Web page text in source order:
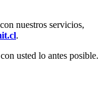
nuestros servicios,
.
usted lo antes posible.